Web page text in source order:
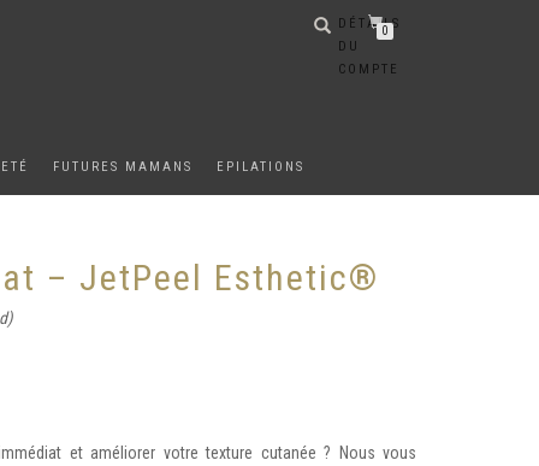
DÉTAILS
DU
COMPTE
0
FUTURES MAMANS EPILATIONS
– JetPeel Esthetic®
et améliorer votre texture cutanée ? Nous vous